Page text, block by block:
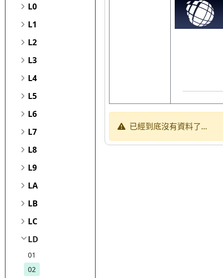
L0
L1
L2
L3
L4
L5
L6
L7
L8
L9
LA
LB
LC
LD
01
02
已經到底沒有資料了...